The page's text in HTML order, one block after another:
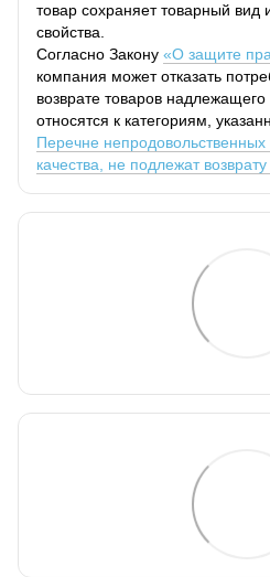
товар сохраняет товарный вид
свойства.
Согласно Закону «О защите
компания может отказать
возврате товаров надлежащего
относятся к категориям,
Перечне
качества, не подлежат